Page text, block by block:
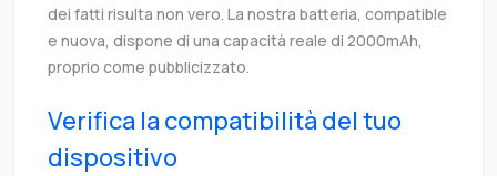
dei fatti risulta non vero. La nostra batteria, compatible
e nuova, dispone di una capacità reale di 2000mAh,
proprio come pubblicizzato.
Verifica la compatibilità del tuo
dispositivo